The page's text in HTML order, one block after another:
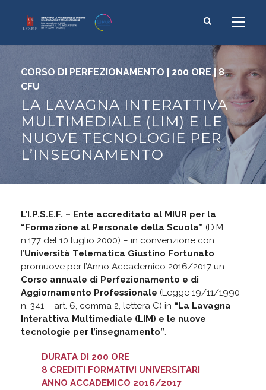
CORSO DI PERFEZIONAMENTO | 200 ORE | 8
CFU
LA LAVAGNA INTERATTIVA
MULTIMEDIALE (LIM) E LE
NUOVE TECNOLOGIE PER
L’INSEGNAMENTO
L’I.P.S.E.F. – Ente accreditato al MIUR per la
“Formazione al Personale della Scuola” (D.M.
n.177 del 10 luglio 2000) – in convenzione con
l’Università Telematica Giustino Fortunato
promuove per l’Anno Accademico 2016/2017 un
Corso annuale di Perfezionamento e di
Aggiornamento Professionale (Legge 19/11/1990
n. 341 – art. 6, comma 2, lettera C) in “La Lavagna
Interattiva Multimediale (LIM) e le nuove
tecnologie per l’insegnamento”.
DURATA DI 200 ORE
8 CREDITI FORMATIVI UNIVERSITARI
ANNO ACCADEMICO 2016/2017